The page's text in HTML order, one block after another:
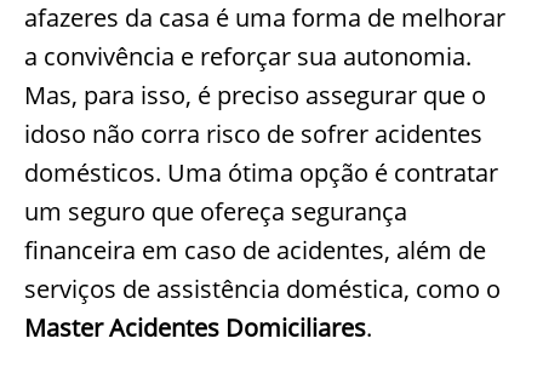
afazeres da casa é uma forma de melhorar
a convivência e reforçar sua autonomia.
Mas, para isso, é preciso assegurar que o
idoso não corra risco de sofrer acidentes
domésticos. Uma ótima opção é contratar
um seguro que ofereça segurança
financeira em caso de acidentes, além de
serviços de assistência doméstica, como o
Master Acidentes Domiciliares.